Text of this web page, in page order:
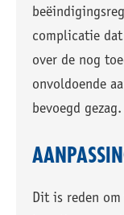
complicatie
over de nog
onvoldoende
bevoegd gezag.
Dit is reden